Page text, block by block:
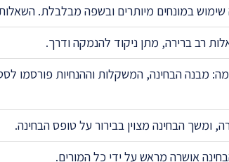
במונחים מיותרים ובשפה מבלבלת.
רב ברירה, מתן ניקוד להנמקה ודרך.
מבנה הבחינה, המשקלות וההנחיות פורסמו
ומשך הבחינה מצוין בבירור על טופס הבחינה.
אושרה מראש על ידי כל המורים.